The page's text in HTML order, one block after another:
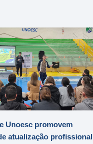
Unoesc promovem
atualização profissional